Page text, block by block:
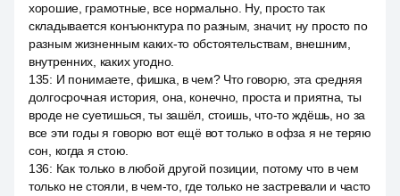
хорошие, грамотные, все нормально. Ну, просто так
складывается конъюнктура по разным, значит, ну просто по
разным жизненным каких-то обстоятельствам, внешним,
внутренних, каких угодно.
135: И понимаете, фишка, в чем? Что говорю, эта средняя
долгосрочная история, она, конечно, проста и приятна, ты
вроде не суетишься, ты зашёл, стоишь, что-то ждёшь, но за
все эти годы я говорю вот ещё вот только в офза я не теряю
сон, когда я стою.
136: Как только в любой другой позиции, потому что в чем
только не стояли, в чем-то, где только не застревали и часто